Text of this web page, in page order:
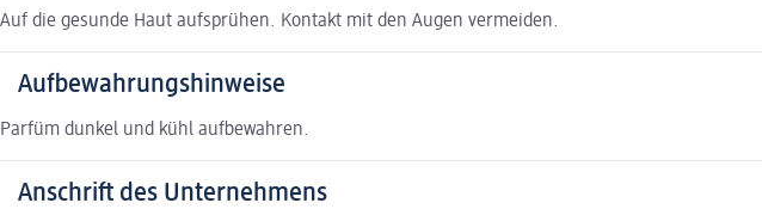
Auf die gesunde Haut aufsprühen. Kontakt mit den Augen vermeiden.
Aufbewahrungshinweise
Parfüm dunkel und kühl aufbewahren.
Anschrift des Unternehmens